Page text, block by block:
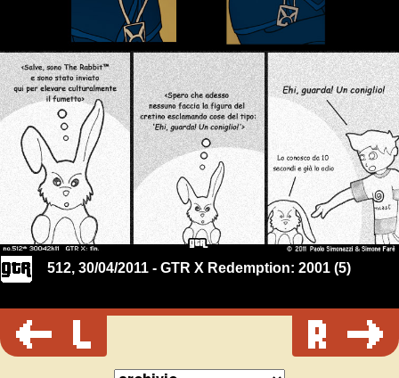
512, 30/04/2011 - GTR X Redemption: 2001 (5)